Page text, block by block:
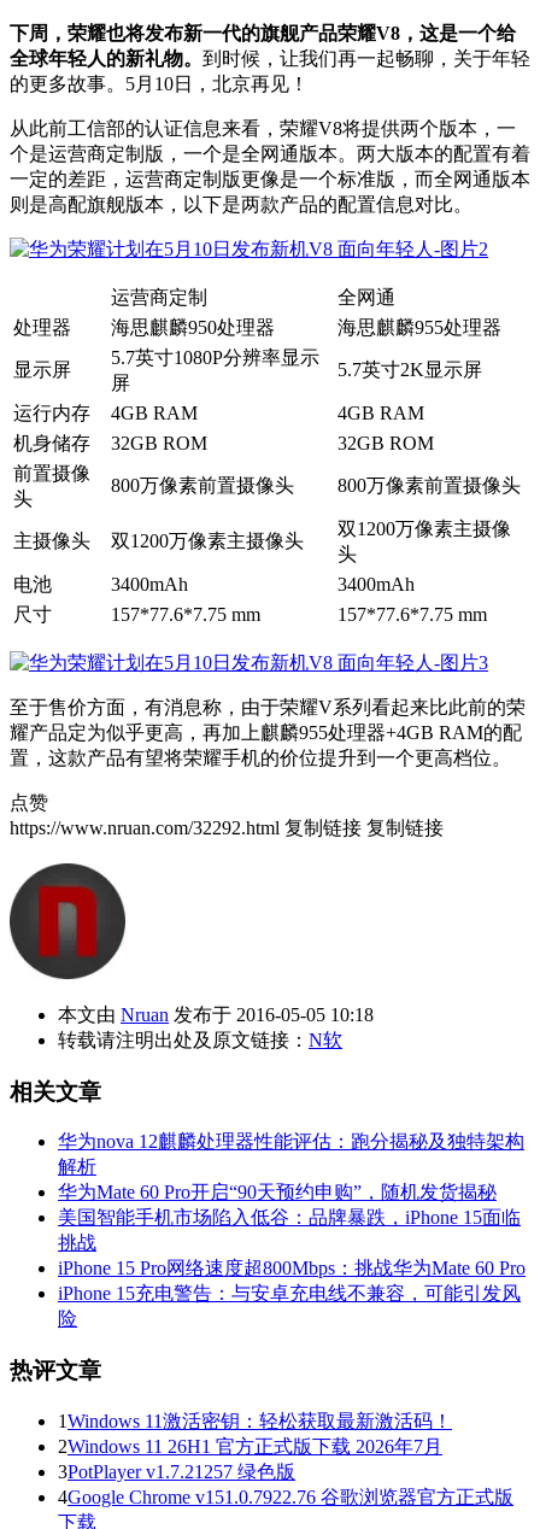
下周，荣耀也将发布新一代的旗舰产品荣耀V8，这是一个给
全球年轻人的新礼物。 到时候，让我们再一起畅聊，关于年轻
的更多故事。5月10日，北京再见！
从此前工信部的认证信息来看，荣耀V8将提供两个版本，一
个是运营商定制版，一个是全网通版本。两大版本的配置有着
一定的差距，运营商定制版更像是一个标准版，而全网通版本
则是高配旗舰版本，以下是两款产品的配置信息对比。
运营商定制
全网通
处理器
海思麒麟950处理器 海思麒麟955处理器
显示屏
5.7英寸1080P分辨率显示
屏
5.7英寸2K显示屏
运行内存 4GB RAM
4GB RAM
机身储存
32GB ROM
32GB ROM
前置摄像
头
800万像素前置摄像头 800万像素前置摄像头
主摄像头 双1200万像素主摄像头
双1200万像素主摄像
头
电池
3400mAh
3400mAh
尺寸
157*77.6*7.75 mm 157*77.6*7.75 mm
至于售价方面，有消息称，由于荣耀V系列看起来比此前的荣
耀产品定为似乎更高，再加上麒麟955处理器+4GB RAM的配
置，这款产品有望将荣耀手机的价位提升到一个更高档位。
点赞
https://www.nruan.com/32292.html 复制链接 复制链接
本文由 Nruan 发布于 2016-05-05 10:18
转载请注明出处及原文链接： N软
相关文章
华为nova 12麒麟处理器性能评估：跑分揭秘及独特架构
解析
华为Mate 60 Pro开启“90天预约申购”，随机发货揭秘
美国智能手机市场陷入低谷：品牌暴跌，iPhone 15面临
挑战
iPhone 15 Pro网络速度超800Mbps：挑战华为Mate 60 Pro
iPhone 15充电警告：与安卓充电线不兼容，可能引发风
险
热评文章
1Windows 11激活密钥：轻松获取最新激活码！
2Windows 11 26H1 官方正式版下载 2026年7月
3PotPlayer v1.7.21257 绿色版
4Google Chrome v151.0.7922.76 谷歌浏览器官方正式版
下载